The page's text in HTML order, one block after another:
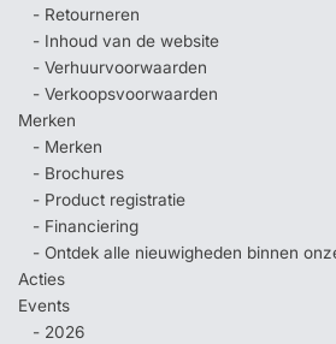
- Retourneren
- Inhoud van de website
- Verhuurvoorwaarden
- Verkoopsvoorwaarden
Merken
- Merken
- Brochures
- Product registratie
- Financiering
- Ontdek alle nieuwigheden binnen
Acties
Events
- 2026